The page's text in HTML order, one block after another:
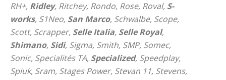
RH+, Ridley, Ritchey, Rondo, Rose, Roval, S-
works, S1Neo, San Marco, Schwalbe, Scope,
Scott, Scrapper, Selle Italia, Selle Royal,
Shimano, Sidi, Sigma, Smith, SMP, Somec,
Sonic, Specialités TA, Specialized, Speedplay,
Spiuk, Sram, Stages Power, Stevan 11, Stevens,